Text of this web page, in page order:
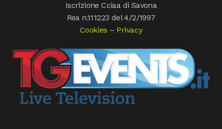
Iscrizione Cciaa di Savona
Rea n.111223 del 4/2/1997
Cookies – Privacy